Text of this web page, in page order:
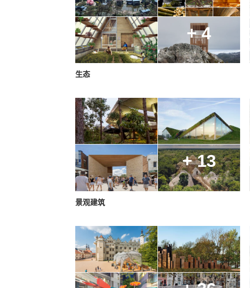
+ 4
生态
+ 13
景观建筑